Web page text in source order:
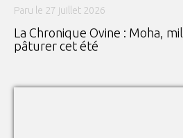
Paru le 27 juillet 2026
La Chronique Ovine : Moha,
pâturer cet été